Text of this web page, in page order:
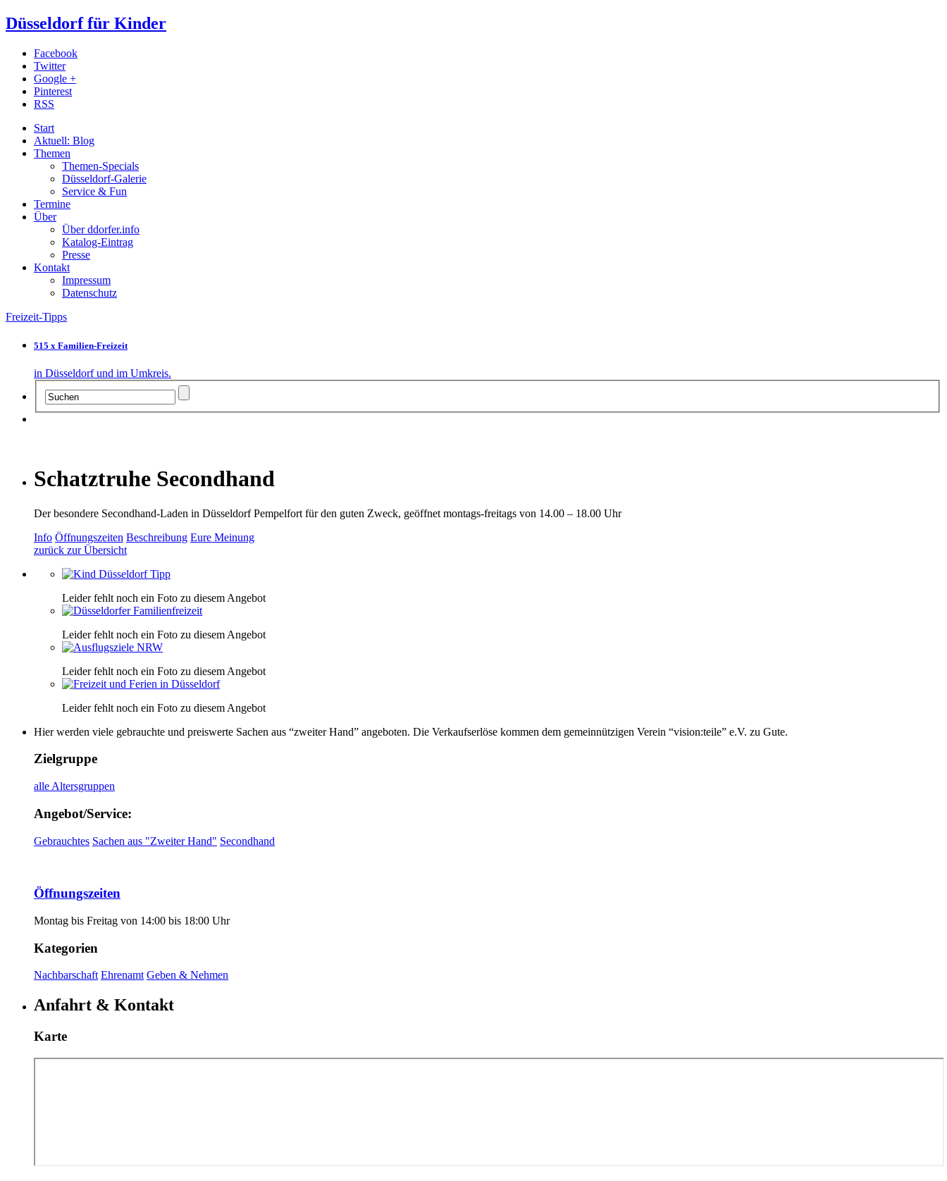
Düsseldorf für Kinder
Facebook
Twitter
Google +
Pinterest
RSS
Start
Aktuell: Blog
Themen
Themen-Specials
Düsseldorf-Galerie
Service & Fun
Termine
Über
Über ddorfer.info
Katalog-Eintrag
Presse
Kontakt
Impressum
Datenschutz
Freizeit-Tipps
515 x Familien-Freizeit
in Düsseldorf und im Umkreis.
Schatztruhe Secondhand
Der besondere Secondhand-Laden in Düsseldorf Pempelfort für den guten Zweck, geöffnet montags-freitags von 14.00 – 18.00 Uhr
Info Öffnungszeiten Beschreibung Eure Meinung
zurück zur Übersicht
Leider fehlt noch ein Foto zu diesem Angebot
Leider fehlt noch ein Foto zu diesem Angebot
Leider fehlt noch ein Foto zu diesem Angebot
Leider fehlt noch ein Foto zu diesem Angebot
Hier werden viele gebrauchte und preiswerte Sachen aus “zweiter Hand” angeboten. Die Verkaufserlöse kommen dem gemeinnützigen Verein “vision:teile” e.V. zu Gute.
Zielgruppe
alle Altersgruppen
Angebot/Service:
Gebrauchtes Sachen aus "Zweiter Hand" Secondhand
Öffnungszeiten
Montag bis Freitag von 14:00 bis 18:00 Uhr
Kategorien
Nachbarschaft Ehrenamt Geben & Nehmen
Anfahrt & Kontakt
Karte